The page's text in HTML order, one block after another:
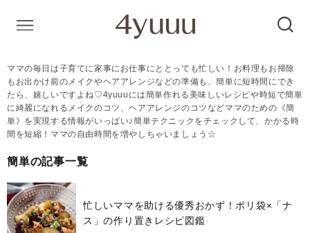
ママの毎日は子育てに家事にお仕事にととっても忙しい！お料理もお掃除
もお出かけ前のメイクやヘアアレンジなどの準備も、簡単に短時間にでき
たら、嬉しいですよね♡4yuuuには簡単作れる美味しいレシピや時短で簡単
に綺麗になれるメイクのコツ、ヘアアレンジのコツなどママのための《簡
単》を実現する情報がいっぱい♪簡単テクニックをチェックして、かかる時
間を短縮！ママの自由時間を増やしちゃいましょう☆
簡単の記事一覧
忙しいママを助ける優秀おかず！ポリ袋×「ナ
ス」の作り置きレシピ図鑑